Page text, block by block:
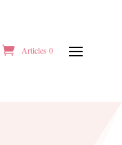
Articles 0